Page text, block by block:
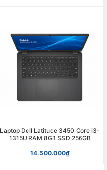
Laptop Dell Latitude 3450 Core i3-
1315U RAM 8GB SSD 256GB
14.500.000₫